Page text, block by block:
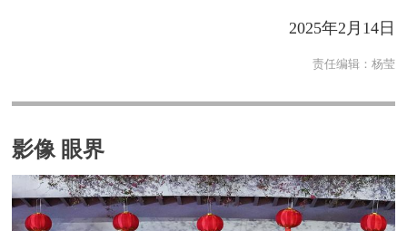
2025年2月14日
责任编辑： 杨莹
影像 眼界